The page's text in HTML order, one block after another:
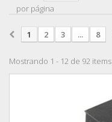
por página
1 2 3 ... 8
Mostrando 1 - 12 de 92 items